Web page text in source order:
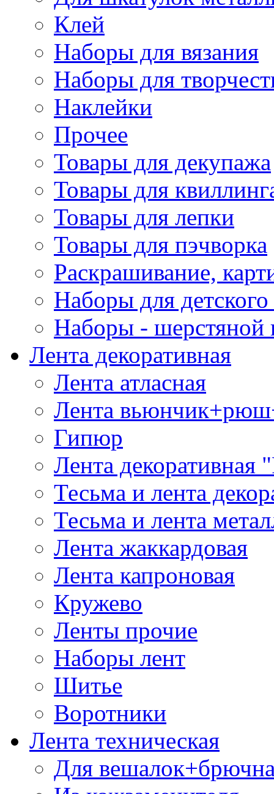
Клей
Наборы для вязания
Наборы для
Наклейки
Прочее
Товары для декупажа
Товары для
Товары для лепки
Товары для пэчворка
Раскрашивание,
Наборы для
Наборы - шерстяной
Лента декоративная
Лента атласная
Лента
Гипюр
Лента декоративная
Тесьма и лента
Тесьма и лента
Лента жаккардовая
Лента капроновая
Кружево
Ленты прочие
Наборы лент
Шитье
Воротники
Лента техническая
Для